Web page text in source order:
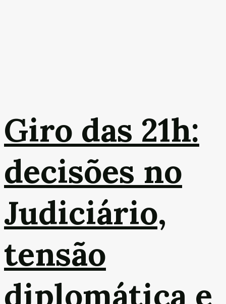
Giro das 21h:
decisões no
Judiciário,
tensão
diplomática e